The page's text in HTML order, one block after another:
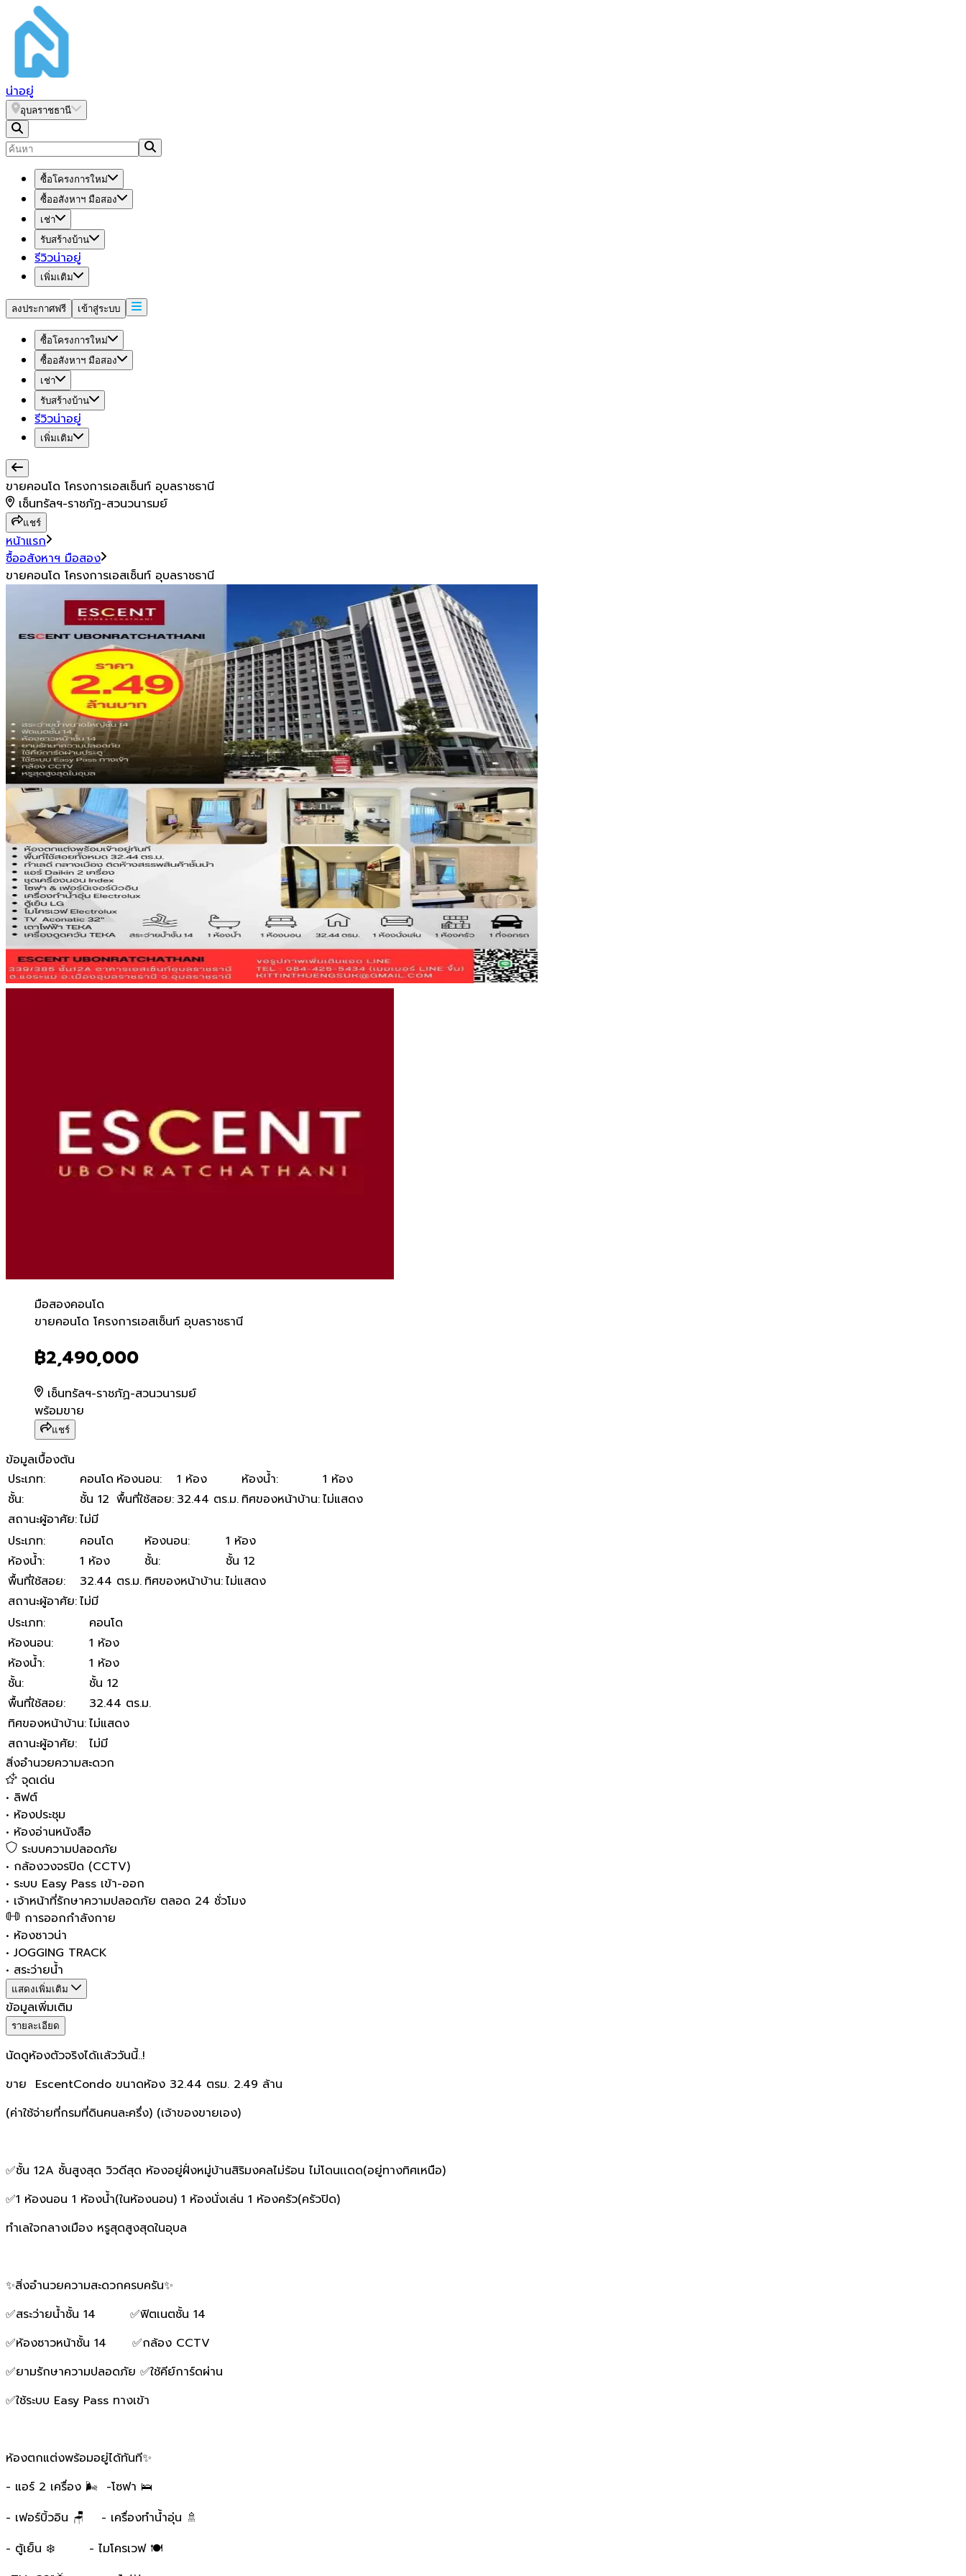
น่าอยู่
อุบลราชธานี
ซื้อโครงการใหม่
ซื้ออสังหาฯ มือสอง
เช่า
รับสร้างบ้าน
รีวิวน่าอยู่
เพิ่มเติม
ลงประกาศฟรี เข้าสู่ระบบ
ซื้อโครงการใหม่
ซื้ออสังหาฯ มือสอง
เช่า
รับสร้างบ้าน
รีวิวน่าอยู่
เพิ่มเติม
ขายคอนโด โครงการเอสเซ็นท์ อุบลราชธานี
เซ็นทรัลฯ-ราชภัฏ-สวนวนารมย์
แชร์
หน้าแรก
ซื้ออสังหาฯ มือสอง
ขายคอนโด โครงการเอสเซ็นท์ อุบลราชธานี
มือสองคอนโด
ขายคอนโด โครงการเอสเซ็นท์ อุบลราชธานี
ขายคอนโด โครงการเอสเซ็นท์ อุบลราชธานี
฿2,490,000
เซ็นทรัลฯ-ราชภัฏ-สวนวนารมย์
พร้อมขาย
แชร์
ข้อมูลเบื้องต้น
ประเภท: คอนโด ห้องนอน: 1 ห้อง ห้องน้ำ:
1 ห้อง
ชั้น: ชั้น 12 พื้นที่ใช้สอย: 32.44 ตร.ม. ทิศของหน้าบ้าน:ไม่แสดง
สถานะผู้อาศัย:ไม่มี
ประเภท: คอนโด ห้องนอน:
1 ห้อง
ห้องน้ำ: 1 ห้อง ชั้น:
ชั้น 12
พื้นที่ใช้สอย: 32.44 ตร.ม. ทิศของหน้าบ้าน:ไม่แสดง
สถานะผู้อาศัย:ไม่มี
ประเภท:
คอนโด
ห้องนอน:
1 ห้อง
ห้องน้ำ:
1 ห้อง
ชั้น:
ชั้น 12
พื้นที่ใช้สอย:
32.44 ตร.ม.
ทิศของหน้าบ้าน:ไม่แสดง
สถานะผู้อาศัย:
ไม่มี
สิ่งอำนวยความสะดวก
จุดเด่น
• ลิฟต์
• ห้องประชุม
• ห้องอ่านหนังสือ
ระบบความปลอดภัย
• กล้องวงจรปิด (CCTV)
• ระบบ Easy Pass เข้า-ออก
• เจ้าหน้าที่รักษาความปลอดภัย ตลอด 24 ชั่วโมง
การออกกำลังกาย
• ห้องซาวน่า
• JOGGING TRACK
• สระว่ายน้ำ
แสดงเพิ่มเติม
ข้อมูลเพิ่มเติม
รายละเอียด
นัดดูห้องตัวจริงได้เเล้ววันนี้..!
ขาย EscentCondo ขนาดห้อง 32.44 ตรม. 2.49 ล้าน
(ค่าใช้จ่ายที่กรมที่ดินคนละครึ่ง) (เจ้าของขายเอง)
✅ชั้น 12A ชั้นสูงสุด วิวดีสุด ห้องอยู่ฝั่งหมู่บ้านสิริมงคลไม่ร้อน ไม่โดนเเดด(อยู่ทางทิศเหนือ)
✅1 ห้องนอน 1 ห้องน้ำ(ในห้องนอน) 1 ห้องนั่งเล่น 1 ห้องครัว(ครัวปิด)
ทำเลใจกลางเมือง หรูสุดสูงสุดในอุบล
✨สิ่งอำนวยความสะดวกครบครัน✨
✅สระว่ายน้ำชั้น 14 ✅ฟิตเนตชั้น 14
✅ห้องซาวหน้าชั้น 14 ✅กล้อง CCTV
✅ยามรักษาความปลอดภัย ✅ใช้คีย์การ์ดผ่าน
✅ใช้ระบบ Easy Pass ทางเข้า
ห้องตกแต่งพร้อมอยู่ได้ทันที✨
- แอร์ 2 เครื่อง 🌬 -โซฟา 🛌
- เฟอร์บิ้วอิน 🪑 - เครื่องทำน้ำอุ่น 🚿
- ตู้เย็น ❄️ - ไมโครเวฟ 🍽